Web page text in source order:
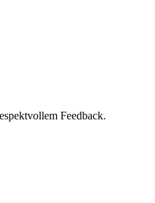
Feedback.